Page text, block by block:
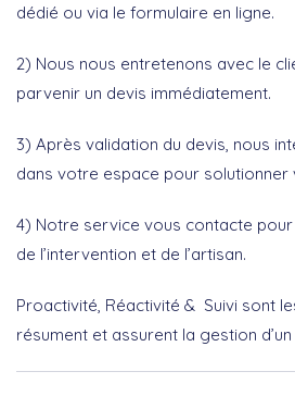
dédié ou via le formulaire en ligne.
2) Nous nous entretenons avec le
parvenir un devis immédiatement.
3) Après validation du devis, nous
dans votre espace pour solutionner
4) Notre service vous contacte pour
de l’intervention et de l’artisan.
Proactivité, Réactivité & Suivi sont
résument et assurent la gestion